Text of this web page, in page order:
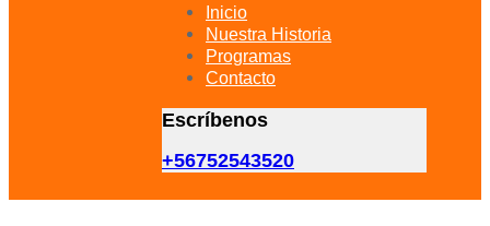
Inicio
Nuestra Historia
Programas
Contacto
Escríbenos
+56752543520